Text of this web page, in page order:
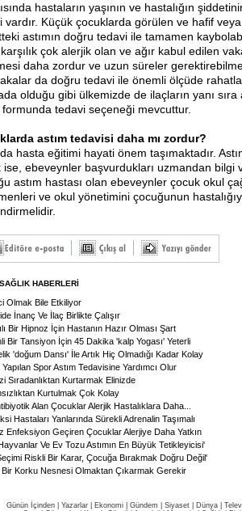
hastaların yaşının ve hastalığın
vardır. Küçük çocuklarda görülen ve hafif
astımın doğru tedavi ile tamamen
çok alerjik olan ve ağır kabul edilen
daha zordur ve uzun süreler
da doğru tedavi ile önemli ölçüde
olduğu gibi ülkemizde de ilaçların yanı sıra
tedavi seçeneği mevcuttur.
astım tedavisi daha mı zordur?
hasta eğitimi hayati önem taşımaktadır.
ise, ebeveynler başvurdukları uzmandan bilgi
astım hastası olan ebeveynler çocuk okul
ve okul yönetimini çocuğunun
HABERLERİ
Olmak Bile Etkiliyor
İnanç Ve İlaç Birlikte Çalışır
Bir Hipnoz İçin Hastanın Hazır Olması Şart
Bir Tansiyon İçin 45 Dakika 'kalp Yogası' Yeterli
'doğum Dansı' İle Artık Hiç Olmadığı Kadar Kolay
Spor Astım Tedavisine Yardımcı Olur
Sıradanlıktan Kurtarmak Elinizde
Kurtulmak Çok Kolay
Alan Çocuklar Alerjik Hastalıklara Daha
Hastaları Yanlarında Sürekli Adrenalin Taşımalı
Enfeksiyon Geçiren Çocuklar Alerjiye Daha Yatkın
Ve Ev Tozu Astımın En Büyük Tetikleyicisi'
Riskli Bir Karar, Çocuğa Bırakmak Doğru Değil'
Korku Nesnesi Olmaktan Çıkarmak Gerekir
Günün İçinden Yazarlar Ekonomi Gündem Siyaset Dünya |